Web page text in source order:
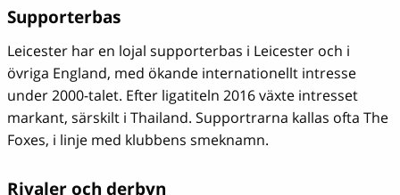
Supporterbas
Leicester har en lojal supporterbas i Leicester och i
övriga England, med ökande internationellt intresse
under 2000-talet. Efter ligatiteln 2016 växte intresset
markant, särskilt i Thailand. Supportrarna kallas ofta The
Foxes, i linje med klubbens smeknamn.
Rivaler och derbyn